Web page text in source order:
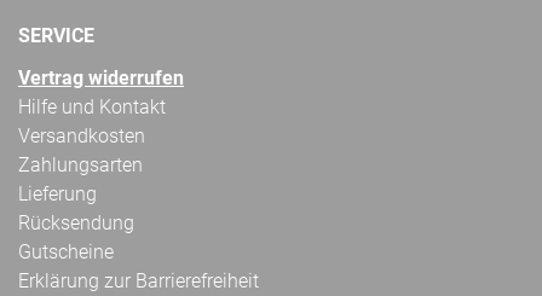
SERVICE
Vertrag widerrufen
Hilfe und Kontakt
Versandkosten
Zahlungsarten
Lieferung
Rücksendung
Gutscheine
Erklärung zur Barrierefreiheit